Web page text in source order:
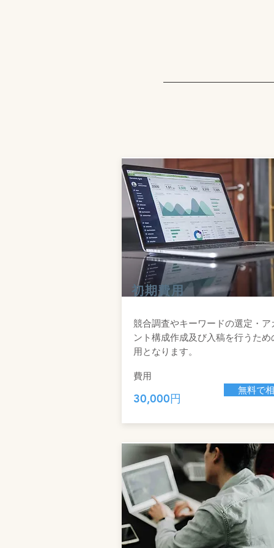
初期費用
競合調査や​キーワードの選定・ア
ント構成作成及び入稿を行うため
用となります。
​費用
​30,000円
無料で